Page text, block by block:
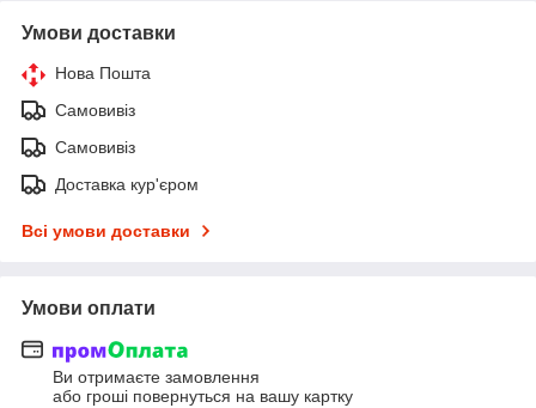
Умови доставки
Нова Пошта
Самовивіз
Самовивіз
Доставка кур'єром
Всі умови доставки
Умови оплати
Ви отримаєте замовлення
або гроші повернуться на вашу картку